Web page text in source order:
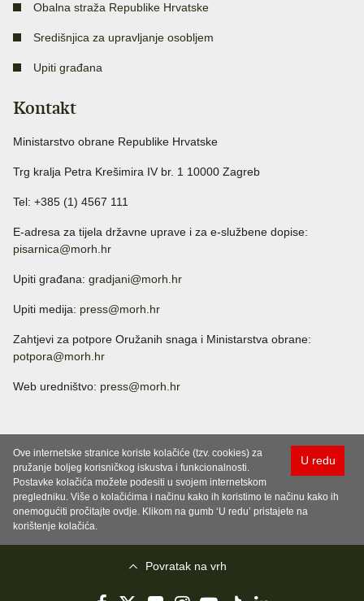
Obalna straža Republike Hrvatske
Središnjica za upravljanje osobljem
Upiti građana
Kontakt
Ministarstvo obrane Republike Hrvatske
Trg kralja Petra Krešimira IV br. 1 10000 Zagreb
Tel: +385 (1) 4567 111
E-adresa za tijela državne uprave i za e-službene dopise:
pisarnica@morh.hr
Upiti građana: gradjani@morh.hr
Upiti medija: press@morh.hr
Zahtjevi za potpore Oružanih snaga i Ministarstva obrane:
potpora@morh.hr
Web uredništvo: press@morh.hr
U redu
Ove internetske stranice koriste kolačiće (tzv. cookies) za
pružanje boljeg korisničkog iskustva i funkcionalnosti.
Postavke kolačića možete podesiti u svojem internetskom
pregledniku. Više o kolačićima i načinu kako ih koristimo te načinu kako ih
onemogućiti pročitajte ovdje. Klikom na gumb ‘U redu’ pristajete na
korištenje kolačića.
Povratak na vrh